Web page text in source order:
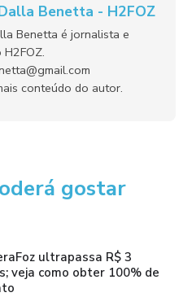
Benetta - H2FOZ
Benetta é jornalista e
conteúdo do autor.
gostar
ultrapassa R$ 3
veja como obter 100% de